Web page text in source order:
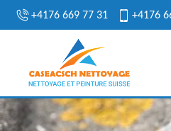
+4176 669 77 31 +4176